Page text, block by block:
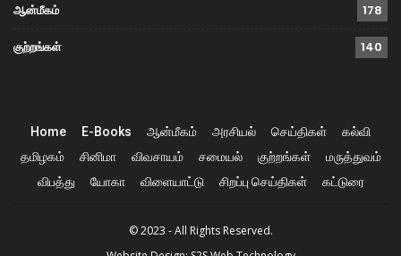
ஆன்மீகம் 178
குற்றங்கள் 140
Home E-Books ஆன்மீகம் அரசியல் செய்திகள்
கல்வி
தமிழகம்
சினிமா விவசாயம் சமையல் குற்றங்கள்
மருத்துவம்
விபத்து
யோகா விளையாட்டு சிறப்பு செய்திகள் கட்டுரை
© 2023 - All Rights Reserved.